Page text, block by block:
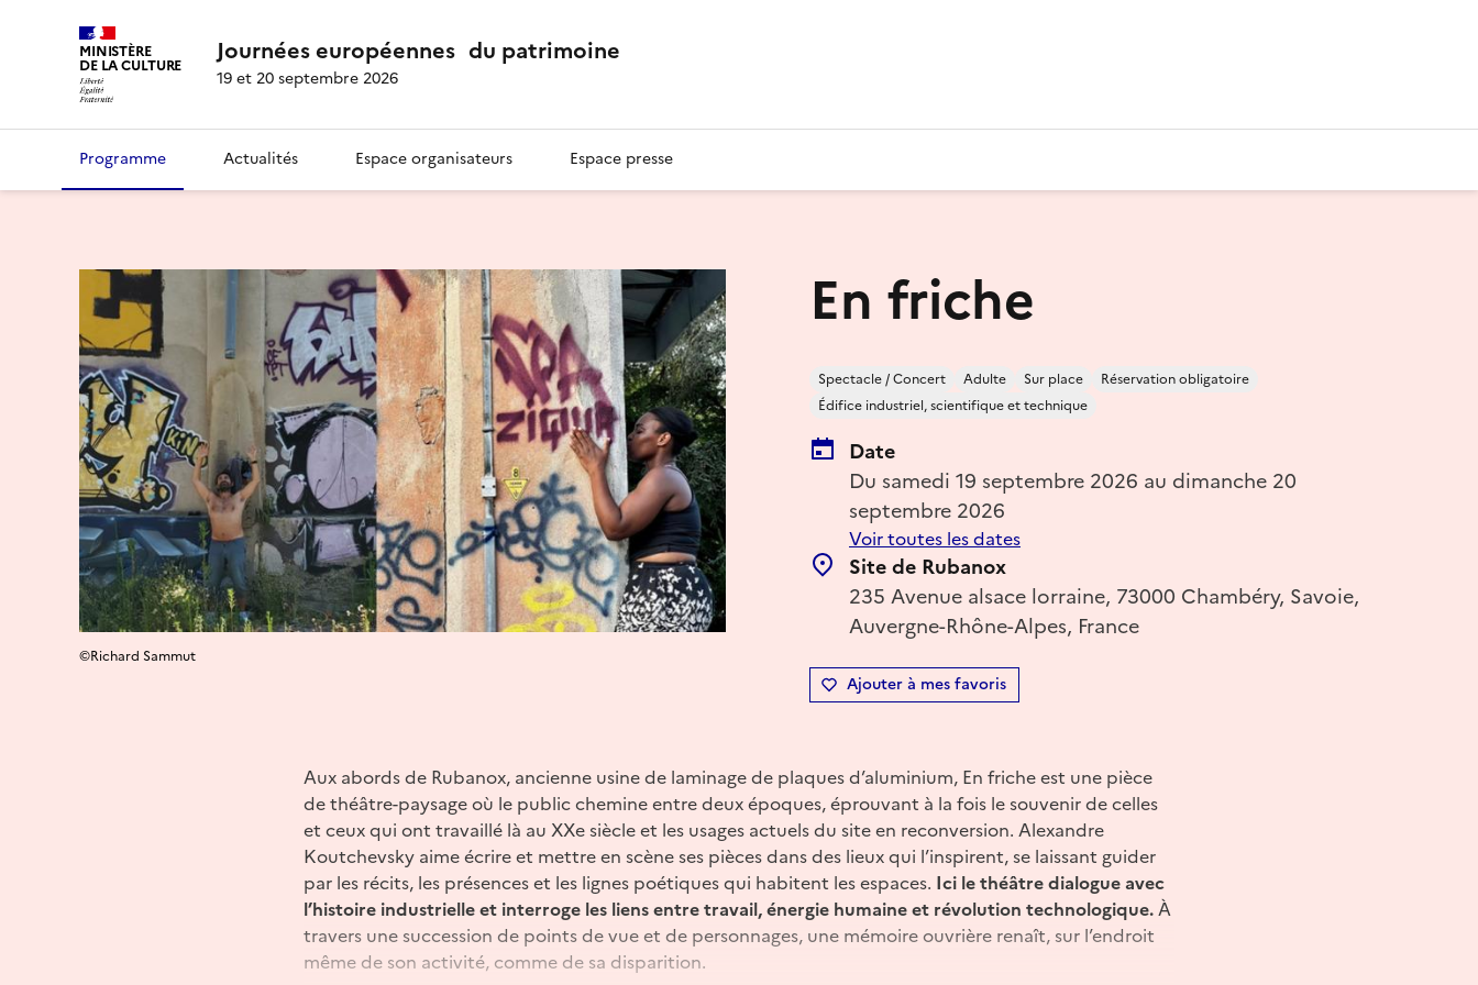
MINISTÈRE
DE LA CULTURE Journées européennes du patrimoine
19 et 20 septembre 2026
Programme Actualités Espace organisateurs Espace presse
En friche
Spectacle / Concert Adulte Sur place
Réservation obligatoire
Édifice industriel, scientifique et technique
Date
Du samedi 19 septembre 2026 au dimanche 20
septembre 2026
Voir toutes les dates
Site de Rubanox
235 Avenue alsace lorraine, 73000 Chambéry, Savoie,
Auvergne-Rhône-Alpes, France
Ajouter à mes favoris
©Richard Sammut
Aux abords de Rubanox, ancienne usine de laminage de plaques d’aluminium, En friche est une pièce
de théâtre-paysage où le public chemine entre deux époques, éprouvant à la fois le souvenir de celles
et ceux qui ont travaillé là au XXe siècle et les usages actuels du site en reconversion. Alexandre
Koutchevsky aime écrire et mettre en scène ses pièces dans des lieux qui l’inspirent, se laissant guider
par les récits, les présences et les lignes poétiques qui habitent les espaces. Ici le théâtre dialogue avec
l’histoire industrielle et interroge les liens entre travail, énergie humaine et révolution technologique.À
travers une succession de points de vue et de personnages, une mémoire ouvrière renaît, sur l’endroit
même de son activité, comme de sa disparition.